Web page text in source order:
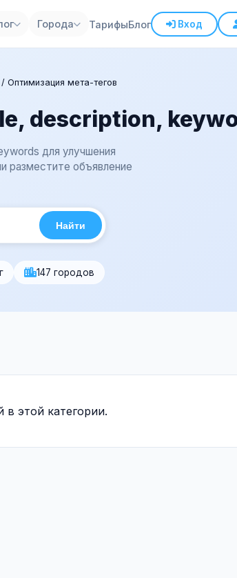
Города ТарифыБлог Вход
/ Оптимизация мета-тегов
description,
для улучшения
разместите объявление
Найти
147 городов
в этой категории.